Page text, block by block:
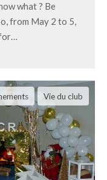
what ? Be
from May 2 to 5,
Vie du club